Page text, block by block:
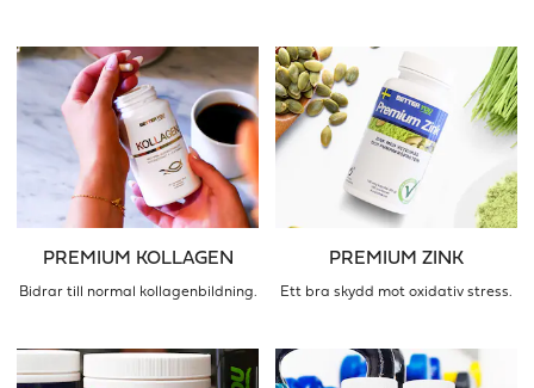
PREMIUM KOLLAGEN
Bidrar till normal kollagenbildning.
PREMIUM ZINK
Ett bra skydd mot oxidativ stress.